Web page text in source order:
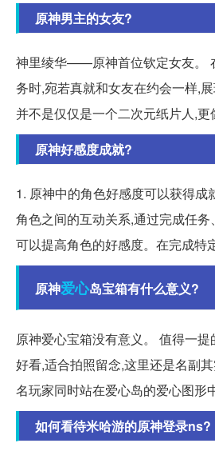
原神男主的女友?
神里绫华——原神首位钦定女友。
务时,宛若真就和女友在约会一样,
并不是仅仅是一个二次元纸片人,更
原神好感度成就?
1. 原神中的角色好感度可以获得成
角色之间的互动关系,通过完成任
可以提高角色的好感度。在完成特
原神爱心岛宝箱有什么意义?
原神爱心宝箱没有意义。 值得一
好看,适合拍照留念,这里还是名副
名玩家同时站在爱心岛的爱心图形
如何看待米哈游的原神登录ns?